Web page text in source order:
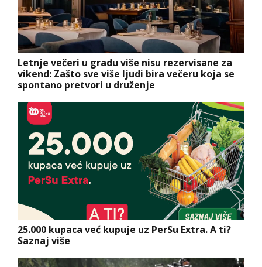
Letnje večeri u gradu više nisu rezervisane za
vikend: Zašto sve više ljudi bira večeru koja se
spontano pretvori u druženje
25.000 kupaca već kupuje uz PerSu Extra. A ti?
Saznaj više